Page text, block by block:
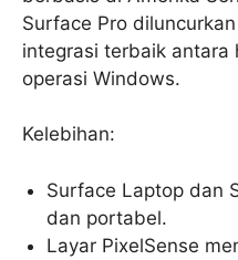
Surface Pro
integrasi terbaik antara
operasi Windows.
Kelebihan:
Surface Laptop dan
dan portabel.
Layar PixelSense